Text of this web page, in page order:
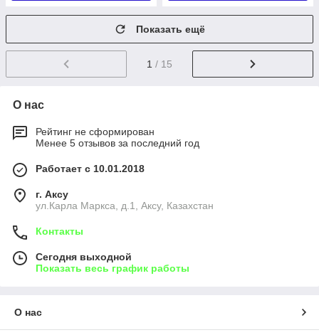
Показать ещё
1 / 15
О нас
Рейтинг не сформирован
Менее 5 отзывов за последний год
Работает с 10.01.2018
г. Аксу
ул.Карла Маркса, д.1, Аксу, Казахстан
Контакты
Сегодня выходной
Показать весь график работы
О нас